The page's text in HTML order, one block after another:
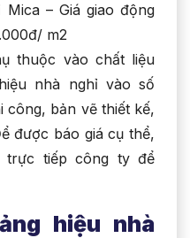
– Giá giao động
m2
thuộc vào chất liệu
nhà nghỉ vào số
bản vẽ thiết kế,
được báo giá cụ thể,
trực tiếp công ty để
hiệu nhà